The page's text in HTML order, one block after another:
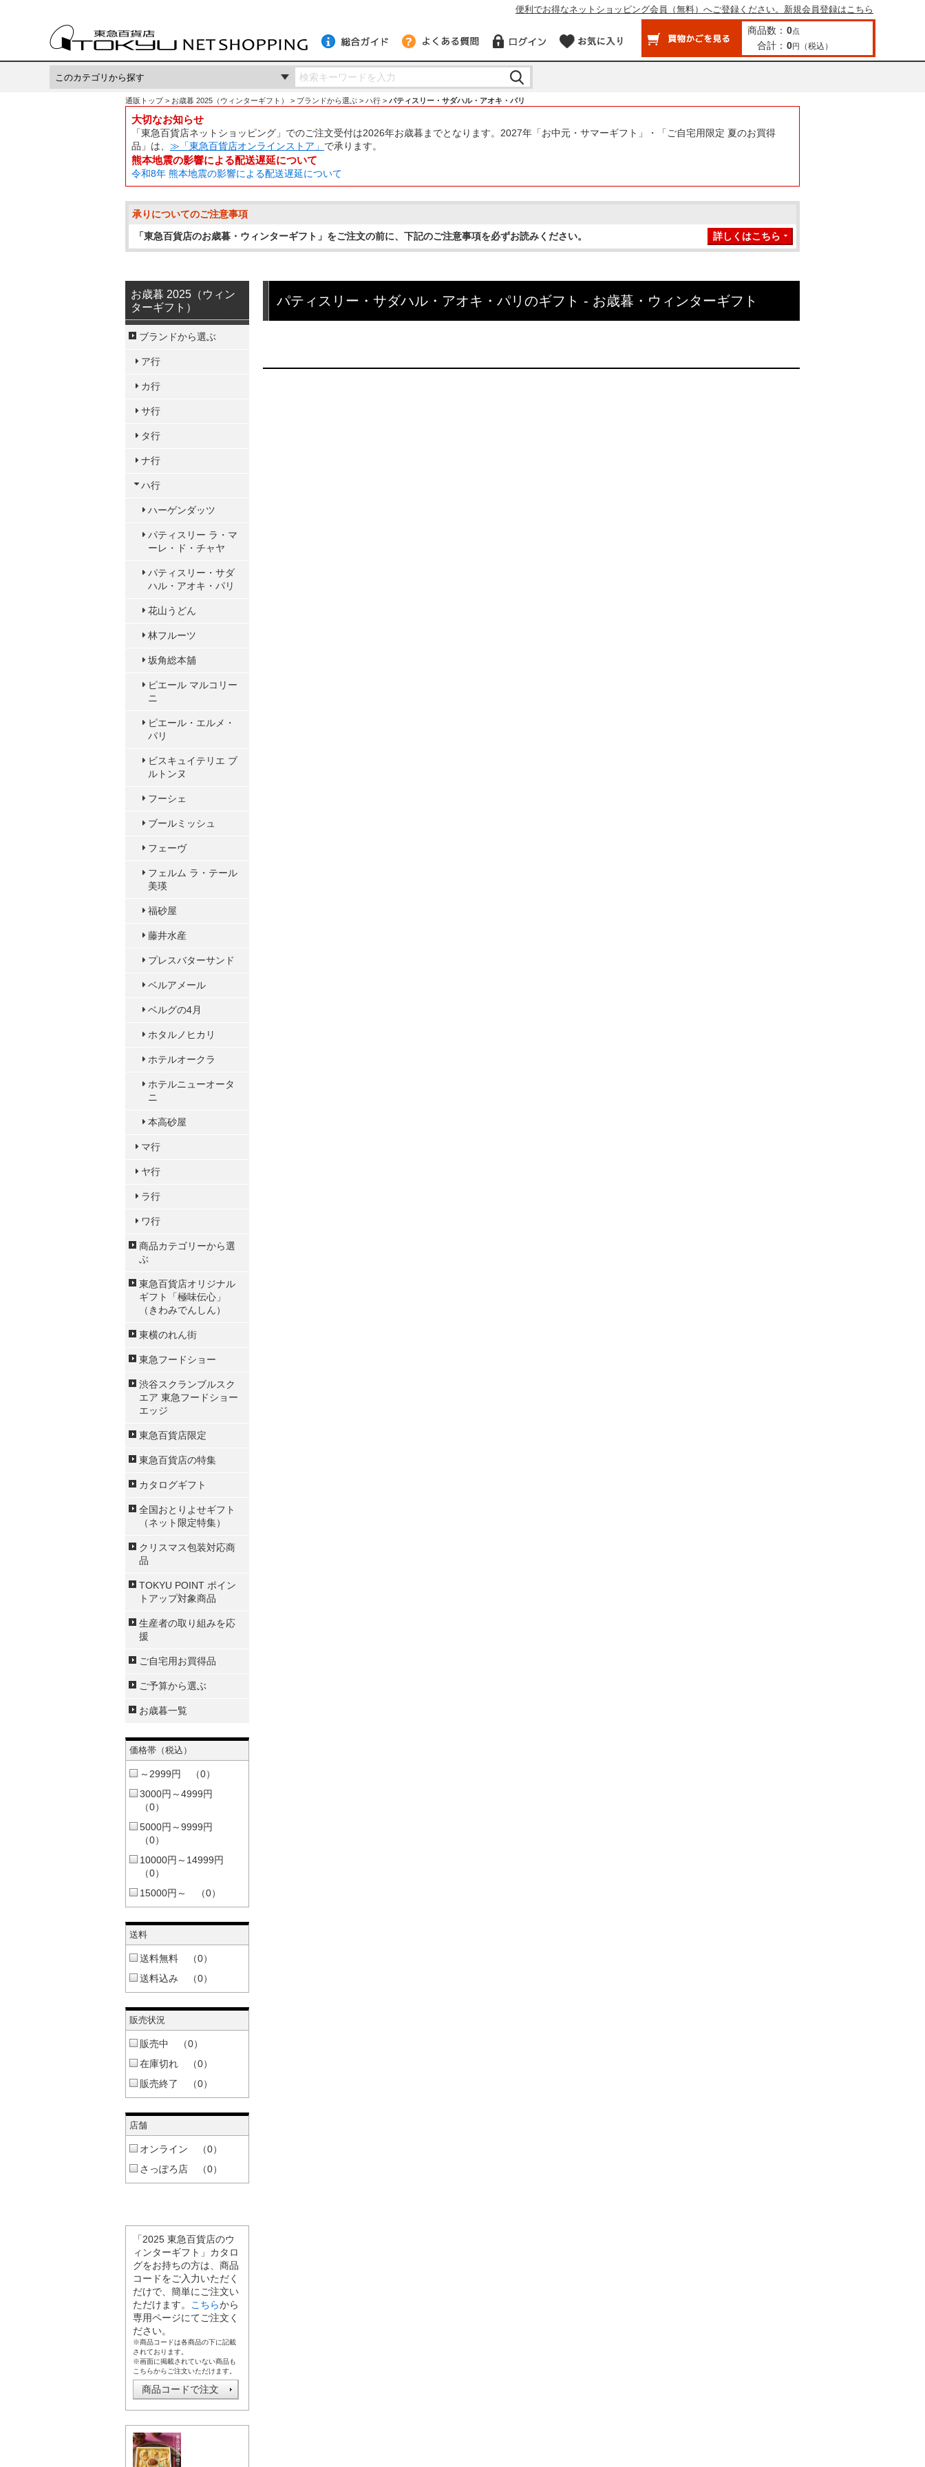
便利でお得なネットショッピング会員（無料）へご登録ください。新規会員登録はこちら
商品数： 0点
合計： 0円 （税込）
通販トップ お歳暮 2025（ウィンターギフト） ブランドから選ぶ ハ行 パティスリー・サダハル・アオキ・パリ
大切なお知らせ
「東急百貨店ネットショッピング」でのご注文受付は2026年お歳暮までとなります。2027年「お中元・サマーギフト」・「ご自宅用限定 夏のお買得
品」は、 ≫「東急百貨店オンラインストア」 で承ります。
熊本地震の影響による配送遅延について
令和8年 熊本地震の影響による配送遅延について
承りについてのご注意事項
「東急百貨店のお歳暮・ウィンターギフト」をご注文の前に、下記のご注意事項を必ずお読みください。
詳しくはこちら
パティスリー・サダハル・アオキ・パリのギフト - お歳暮・ウィンターギフト
お歳暮 2025（ウィン
ターギフト）
ブランドから選ぶ
ア行
カ行
サ行
タ行
ナ行
ハ行
ハーゲンダッツ
パティスリー ラ・マ
ーレ・ド・チャヤ
パティスリー・サダ
ハル・アオキ・パリ
花山うどん
林フルーツ
坂角総本舖
ピエール マルコリー
ニ
ピエール・エルメ・
パリ
ビスキュイテリエ ブ
ルトンヌ
フーシェ
ブールミッシュ
フェーヴ
フェルム ラ・テール
美瑛
福砂屋
藤井水産
プレスバターサンド
ベルアメール
ベルグの4月
ホタルノヒカリ
ホテルオークラ
ホテルニューオータ
ニ
本高砂屋
マ行
ヤ行
ラ行
ワ行
商品カテゴリーから選
ぶ
東急百貨店オリジナル
ギフト「極味伝心」
（きわみでんしん）
東横のれん街
東急フードショー
渋谷スクランブルスク
エア 東急フードショー
エッジ
東急百貨店限定
東急百貨店の特集
カタログギフト
全国おとりよせギフト
（ネット限定特集）
クリスマス包装対応商
品
TOKYU POINT ポイン
トアップ対象商品
生産者の取り組みを応
援
ご自宅用お買得品
ご予算から選ぶ
お歳暮一覧
価格帯（税込）
～2999円 （0）
3000円～4999円
（0）
5000円～9999円
（0）
10000円～14999円
（0）
15000円～ （0）
送料
送料無料 （0）
送料込み （0）
販売状況
販売中 （0）
在庫切れ （0）
販売終了 （0）
店舗
オンライン （0）
さっぽろ店 （0）
「2025 東急百貨店のウ
ィンターギフト」カタロ
グをお持ちの方は、商品
コードをご入力いただく
だけで、簡単にご注文い
ただけます。
こちらから
専用ページにてご注文く
ださい。
※商品コードは各商品の下に記載
されております。
※画面に掲載されていない商品も
こちらからご注文いただけます。
商品コードで注文